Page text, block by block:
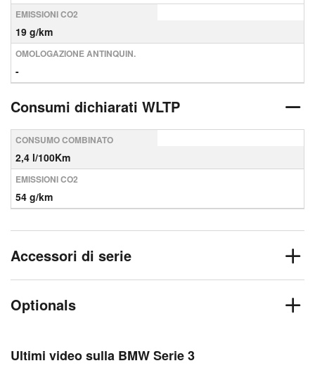
EMISSIONI CO2
19 g/km
OMOLOGAZIONE ANTINQUIN.
-
Consumi dichiarati WLTP
CONSUMO COMBINATO
2,4 l/100Km
EMISSIONI CO2
54 g/km
Accessori di serie
Optionals
Ultimi video sulla BMW Serie 3